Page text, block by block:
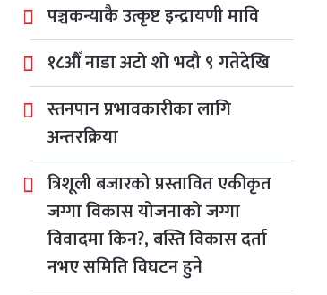
पञ्चकन्याकै उत्कृष्ट इन्द्रायणी मावि
१८औँ नाडा अटो शो भदौ ९ गतेदेखि
स्तनपान प्रभावकारीका लागि
अन्तरक्रिया
त्रिशूली बजारको प्रस्तावित एकीकृत
जग्गा विकास योजनाको जग्गा
विवादमा किन?, बस्ति विकास दर्ता
नभए समिति विघटन हुने